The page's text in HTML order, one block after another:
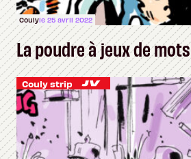
Coulyle 25 avril 2022
La poudre à jeux de mots
Couly strip